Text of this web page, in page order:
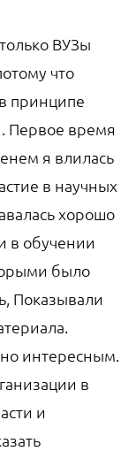
ВУЗы
что
принципе
Первое время
я влилась
в научных
хорошо
в обучении
было
Показывали
интересным.
в
и